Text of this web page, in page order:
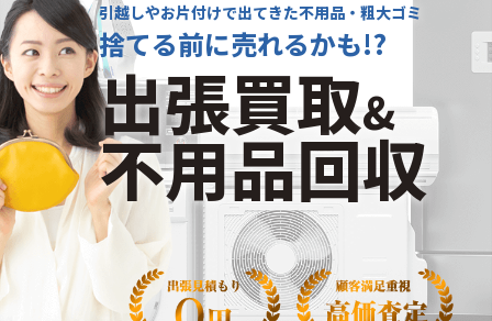
引越しやお片付けで出てきた不用品・粗大ゴミ
捨てる前に売れるかも!?
出張買取&
不用品回収